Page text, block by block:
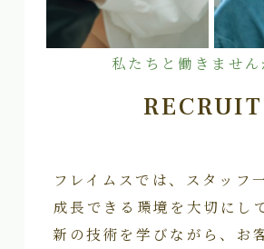
私たちと働きません
RECRUIT
フレイムスでは、スタッフ
成長できる環境を大切にし
新の技術を学びながら、お